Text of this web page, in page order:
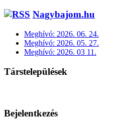
Nagybajom.hu
Meghívó: 2026. 06. 24.
Meghívó: 2026. 05. 27.
Meghívó: 2026. 03 11.
Társtelepülések
Bejelentkezés